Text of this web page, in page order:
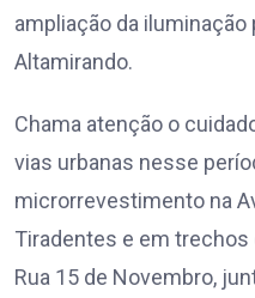
ampliação da
Altamirando.
Chama atenção o
vias urbanas nesse
microrrevestimento na
Tiradentes e em trechos
Rua 15 de Novembro,